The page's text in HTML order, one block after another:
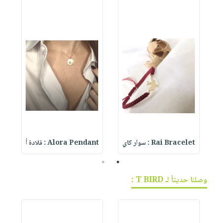
Rai Bracelet : سوار كاي Alora Pendant : قلادة أ
1
2
وصلنا حديثاً لـ T BIRD :